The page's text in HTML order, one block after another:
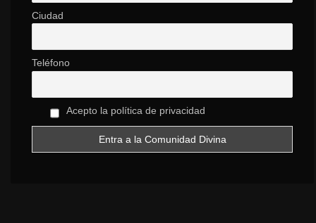
Ciudad
Teléfono
Acepto la política de privacidad